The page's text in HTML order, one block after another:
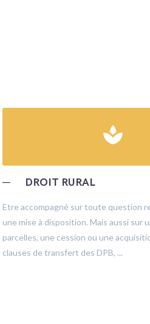
spa
─ DROIT RURAL
Etre accompagné sur toute question
une mise à disposition. Mais aussi sur
parcelles, une cession ou une
clauses de transfert des DPB, ...